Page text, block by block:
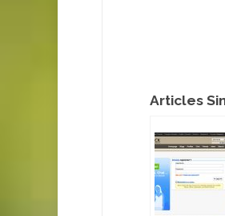
Articles